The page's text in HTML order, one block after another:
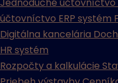
účtovníctvo ERP systém
Digitálna kancelária
HR systém
Rozpočty a kalkulácie